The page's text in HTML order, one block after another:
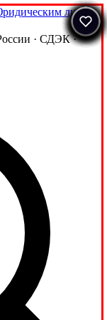
лицам
· СДЭК ·